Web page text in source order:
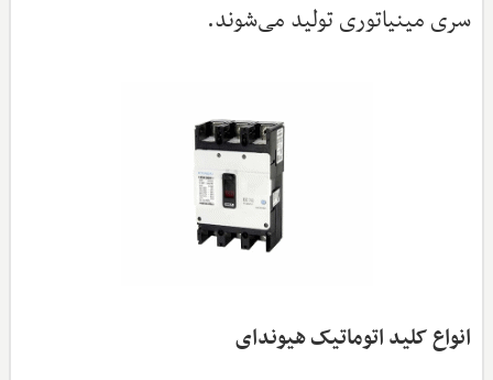
سری مینیاتوری تولید می‌شوند.
انواع کلید اتوماتیک هیوندای